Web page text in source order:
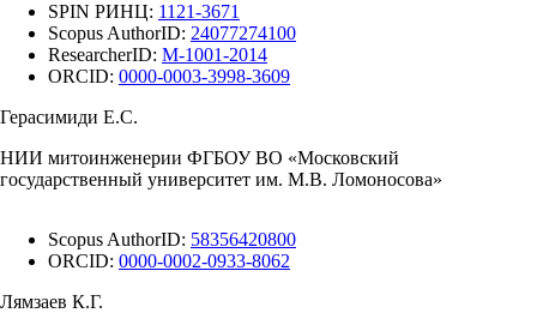
SPIN РИНЦ: 1121-3671
Scopus AuthorID: 24077274100
ResearcherID: M-1001-2014
ORCID: 0000-0003-3998-3609
Герасимиди Е.С.
НИИ митоинженерии ФГБОУ ВО «Московский
государственный университет им. М.В. Ломоносова»
Scopus AuthorID: 58356420800
ORCID: 0000-0002-0933-8062
Лямзаев К.Г.